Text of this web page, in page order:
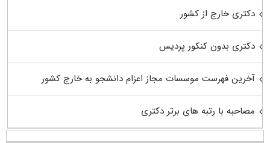
دکتری خارج از کشور
دکتری بدون کنکور پردیس
آخرین فهرست موسسات مجاز اعزام دانشجو به خارج کشور
مصاحبه با رتبه های برتر دکتری